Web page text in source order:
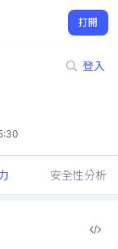
打開
登入
安全性分析